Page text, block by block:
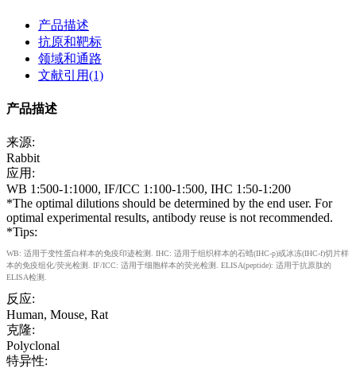
产品描述
抗原和靶标
领域和通路
文献引用(1)
产品描述
来源:
Rabbit
应用:
WB 1:500-1:1000, IF/ICC 1:100-1:500, IHC 1:50-1:200
*The optimal dilutions should be determined by the end user. For
optimal experimental results, antibody reuse is not recommended.
*Tips:
WB: 适用于变性蛋白样本的免疫印迹检测. IHC: 适用于组织样本的石蜡(IHC-p)或冰冻(IHC-f)切片样
本的免疫组化/荧光检测. IF/ICC: 适用于细胞样本的荧光检测. ELISA(peptide): 适用于抗原肽的
ELISA检测.
反应:
Human, Mouse, Rat
克隆:
Polyclonal
特异性: